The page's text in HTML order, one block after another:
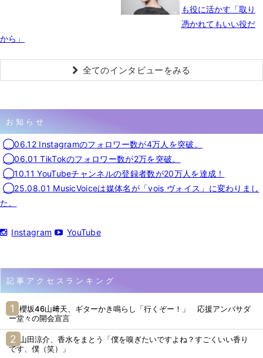
も役に活かす「取り
憑かれてもいい役だ
から」
全てのインタビューをみる
お知らせ
◯06.12 Instagramのフォロワー数が4万人を突破。
◯06.01 TikTokのフォロワー数が2万を突破。
◯10.11 YouTubeチャンネルの登録者数が20万人を達成！
◯25.08.01 MusicVoiceは媒体名が「vois ヴォイス」に変わりまし
た。
Instagram YouTube
記事アクセスランキング
櫻坂46山﨑天、ギターかき鳴らし「行くぞー！」 応援アンバサダ
ー堂々の開会宣言
山田涼介、香水をまとう「僕を嗅ぎたいですよね？すごくいい香り
です、僕（笑）」